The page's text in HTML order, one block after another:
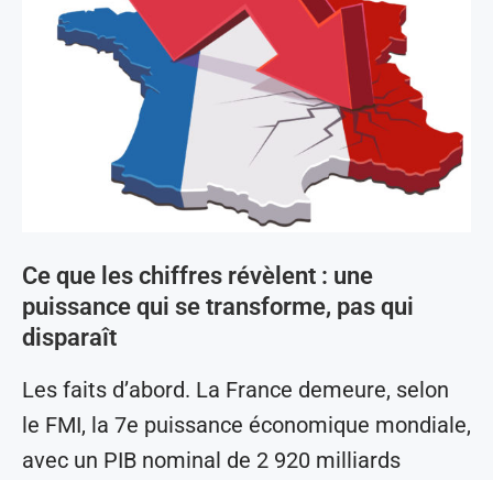
Ce que les chiffres révèlent : une
puissance qui se transforme, pas qui
disparaît
Les faits d’abord. La France demeure, selon
le FMI, la 7e puissance économique mondiale,
avec un PIB nominal de 2 920 milliards